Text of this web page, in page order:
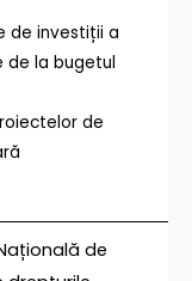
de investiții a
la bugetul
de
de